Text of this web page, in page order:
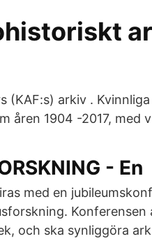
(KAF:s) arkiv .
åren 1904 -2017, med
- En
med en
Konferensen
och ska synliggöra